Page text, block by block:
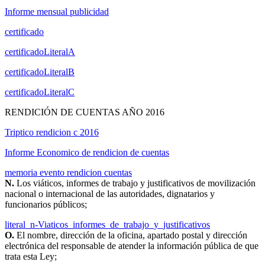
Informe mensual publicidad
certificado
certificadoLiteralA
certificadoLiteralB
certificadoLiteralC
RENDICIÓN DE CUENTAS AÑO 2016
Triptico rendicion c 2016
Informe Economico de rendicion de cuentas
memoria evento rendicion cuentas
N. Los viáticos, informes de trabajo y justificativos de movilización
nacional o internacional de las autoridades, dignatarios y
funcionarios públicos;
literal_n-Viaticos_informes_de_trabajo_y_justificativos
O. El nombre, dirección de la oficina, apartado postal y dirección
electrónica del responsable de atender la información pública de que
trata esta Ley;